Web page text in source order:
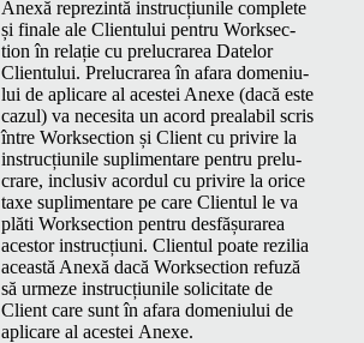
Anexă reprez­in­tă instrucți­u­nile com­plete
și finale ale Clien­tu­lui pen­tru Work­sec­
tion în relație cu pre­lu­crarea Datelor
Clien­tu­lui. Pre­lu­crarea în afara dome­ni­u­
lui de apli­care al aces­tei Anexe (dacă este
cazul) va nece­si­ta un acord pre­al­a­bil scris
între Work­sec­tion și Client cu privire la
instrucți­u­nile supli­menta­re pen­tru pre­lu­
crare, inclu­siv acor­dul cu privire la orice
taxe supli­menta­re pe care Clien­tul le va
plăti Work­sec­tion pen­tru des­fășu­rarea
aces­tor instrucți­u­ni. Clien­tul poate rezil­ia
această Anexă dacă Work­sec­tion refuză
să urmeze instrucți­u­nile solic­i­tate de
Client care sunt în afara dome­ni­u­lui de
apli­care al aces­tei Anexe.